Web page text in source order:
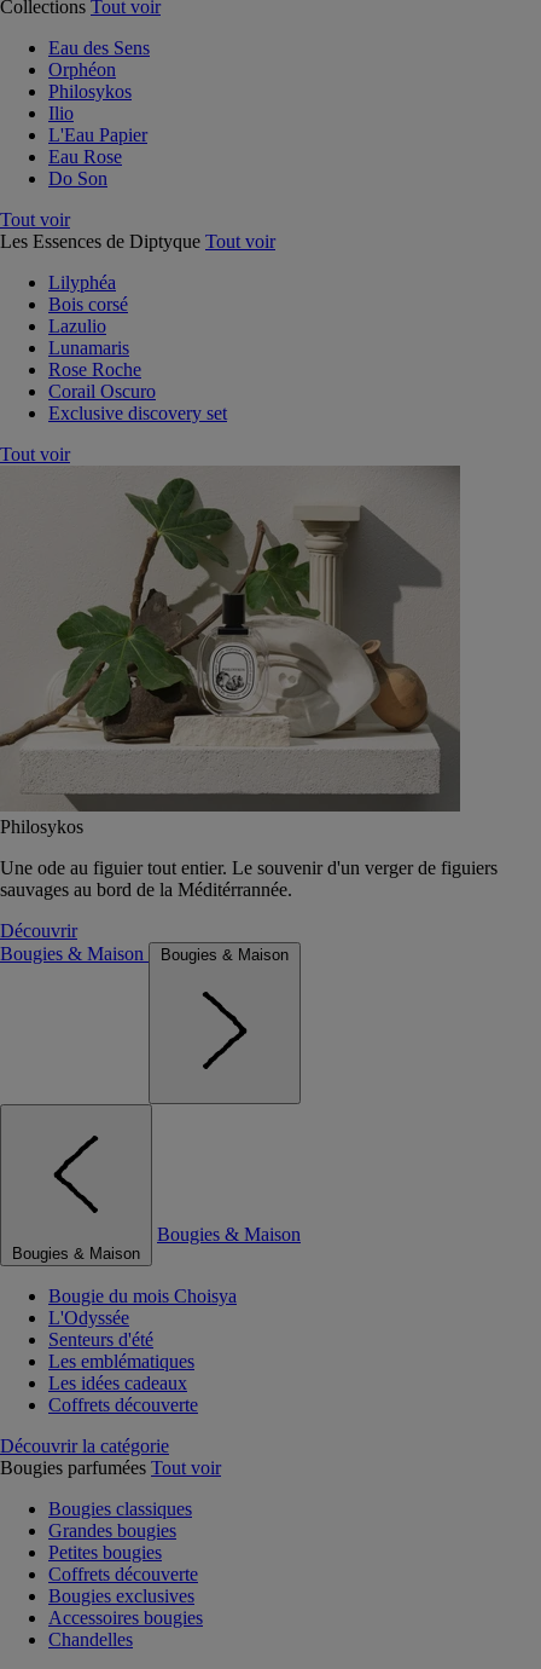
Collections Tout voir
Eau des Sens
Orphéon
Philosykos
Ilio
L'Eau Papier
Eau Rose
Do Son
Tout voir
Les Essences de Diptyque Tout voir
Lilyphéa
Bois corsé
Lazulio
Lunamaris
Rose Roche
Corail Oscuro
Exclusive discovery set
Tout voir
Philosykos
Une ode au figuier tout entier. Le souvenir d'un verger de figuiers
sauvages au bord de la Méditérrannée.
Découvrir
Bougies & Maison
Bougies & Maison
Bougies & Maison
Bougies & Maison
Bougie du mois Choisya
L'Odyssée
Senteurs d'été
Les emblématiques
Les idées cadeaux
Coffrets découverte
Découvrir la catégorie
Bougies parfumées Tout voir
Bougies classiques
Grandes bougies
Petites bougies
Coffrets découverte
Bougies exclusives
Accessoires bougies
Chandelles